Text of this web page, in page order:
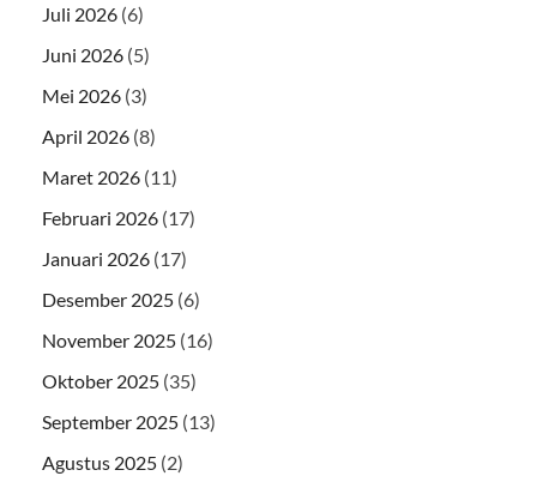
Juli 2026 (6)
Juni 2026 (5)
Mei 2026 (3)
April 2026 (8)
Maret 2026 (11)
Februari 2026 (17)
Januari 2026 (17)
Desember 2025 (6)
November 2025 (16)
Oktober 2025 (35)
September 2025 (13)
Agustus 2025 (2)